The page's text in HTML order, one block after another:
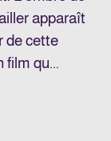
apparaît
de cette
film qu...